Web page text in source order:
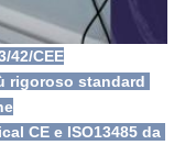
42/CEE
rigoroso standard
CE e ISO13485 da